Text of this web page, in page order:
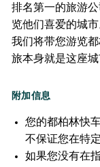
排名第一的旅游
览他们喜爱的城市
我们将带您游览
旅本身就是这座城
附加信息
您的都柏林快
不保证您在特
如果您没有在